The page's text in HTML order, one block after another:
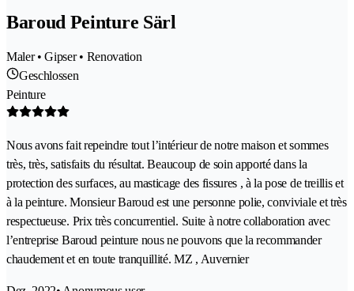
Baroud Peinture Särl
Maler • Gipser • Renovation
Geschlossen
Peinture
Nous avons fait repeindre tout l’intérieur de notre maison et sommes
très, très, satisfaits du résultat. Beaucoup de soin apporté dans la
protection des surfaces, au masticage des fissures , à la pose de treillis et
à la peinture. Monsieur Baroud est une personne polie, conviviale et très
respectueuse. Prix très concurrentiel. Suite à notre collaboration avec
l’entreprise Baroud peinture nous ne pouvons que la recommander
chaudement et en toute tranquillité. MZ , Auvernier